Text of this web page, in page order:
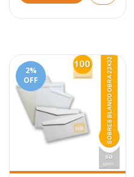
2%
OFF